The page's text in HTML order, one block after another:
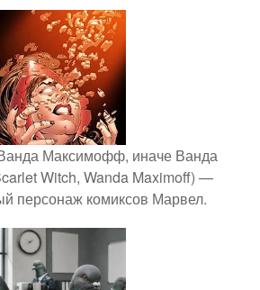
Максимофф, иначе Ванда
Witch, Wanda Maximoff) —
персонаж комиксов Марвел.